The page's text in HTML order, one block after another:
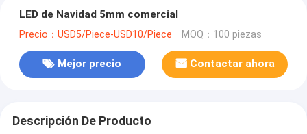
LED de Navidad 5mm comercial
Precio：USD5/Piece-USD10/Piece MOQ：100 piezas
Mejor precio Contactar ahora
Descripción De Producto